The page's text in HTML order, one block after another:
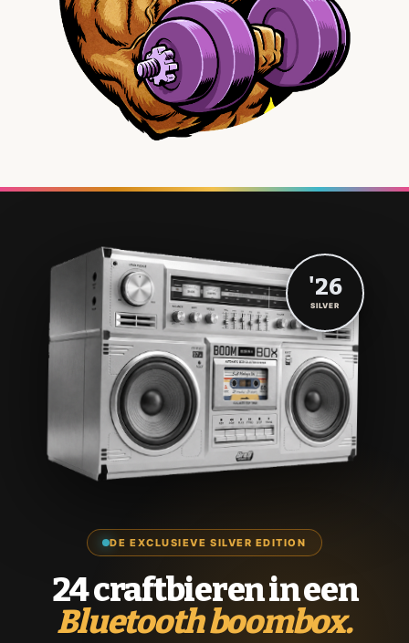
DE EXCLUSIEVE SILVER EDITION
24 craftbieren in een
Bluetooth boombox.
'26
SILVER